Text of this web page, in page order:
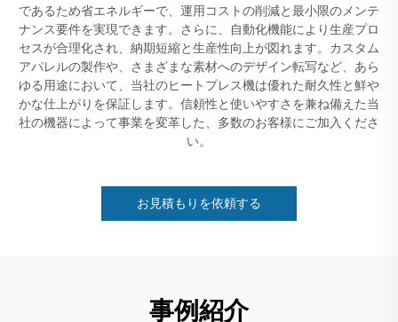
であるため省エネルギーで、運用コストの削減と最小限のメンテ
ナンス要件を実現できます。さらに、自動化機能により生産プロ
セスが合理化され、納期短縮と生産性向上が図れます。カスタム
アパレルの製作や、さまざまな素材へのデザイン転写など、あら
ゆる用途において、当社のヒートプレス機は優れた耐久性と鮮や
かな仕上がりを保証します。信頼性と使いやすさを兼ね備えた当
社の機器によって事業を変革した、多数のお客様にご加入くださ
い。
お見積もりを依頼する
事例紹介